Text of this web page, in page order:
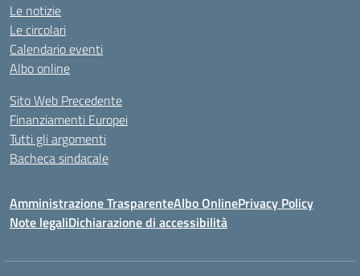
Le notizie
Le circolari
Calendario eventi
Albo online
Sito Web Precedente
Finanziamenti Europei
Tutti gli argomenti
Bacheca sindacale
Amministrazione TrasparenteAlbo OnlinePrivacy Policy
Note legaliDichiarazione di accessibilità